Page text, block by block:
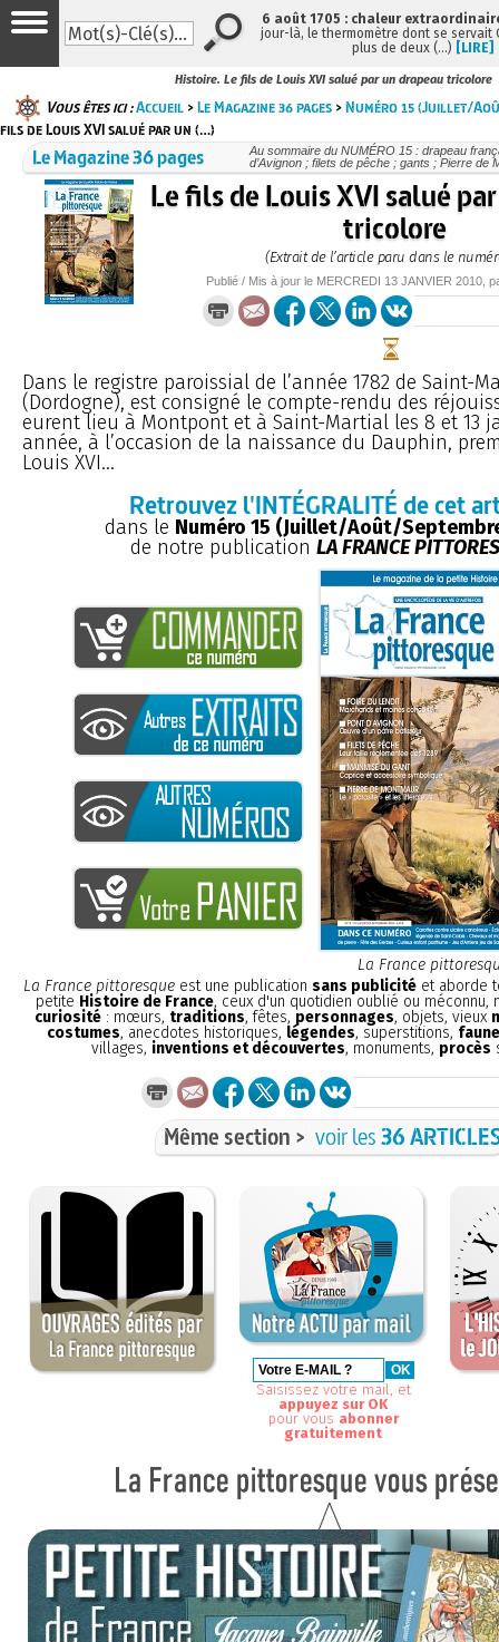
Histoire. Le fils de Louis XVI salué par un drapeau tricolore
Vous êtes ici :Accueil >Le Magazine 36 pages >Numéro 15 (Juillet/
fils de Louis XVI salué par un (…)
Le Magazine 36 pages
Au sommaire du NUMÉRO 15 : drapeau
d’Avignon ; filets de pêche ; gants ; Pierre de
Le fils de Louis XVI salué
tricolore
(Extrait de l’article paru dans le
Publié / Mis à jour le MERCREDI 13 JANVIER 2010 ,
Dans le registre paroissial de l’année 1782 de Saint-
(Dordogne), est consigné le compte-rendu des
eurent lieu à Montpont et à Saint-Martial les 8 et 13
année, à l’occasion de la naissance du Dauphin,
Louis XVI...
Retrouvez l'INTÉGRALITÉ de cet
dans le Numéro 15 (Juillet/Août/
de notre publication LA FRANCE
La France
La France pittoresque est une publication sans publicité et aborde
petite Histoire de France, ceux d'un quotidien oublié ou méconnu,
curiosité : mœurs, traditions, fêtes, personnages, objets, vieux
costumes, anecdotes historiques, légendes, superstitions,
villages, inventions et découvertes, monuments, procès
Même section > voir les36
Saisissez votre mail, et
appuyez sur OK
pour vous abonner
gratuitement
6 août 1705 : chaleur
jour-là, le thermomètre dont se servait
plus de deux (…) [LIRE]